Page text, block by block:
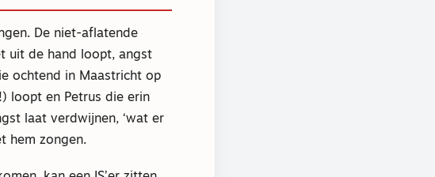
De niet-aflatende
uit de hand loopt, angst
ochtend in Maastricht op
loopt en Petrus die erin
laat verdwijnen, ‘wat er
hem zongen.